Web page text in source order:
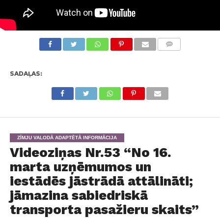
SADAĻAS:
ZĪMJU VALODĀ ADAPTĒTĀ INFORMĀCIJA
Videoziņas Nr.53 “No 16.
marta uzņēmumos un
iestādēs jāstrādā attālināti;
jāmazina sabiedriskā
transporta pasažieru skaits”